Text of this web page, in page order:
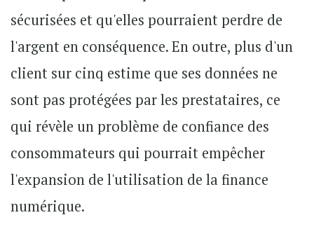
sécurisées et qu'elles pourraient perdre de
l'argent en conséquence. En outre, plus d'un
client sur cinq estime que ses données ne
sont pas protégées par les prestataires, ce
qui révèle un problème de confiance des
consommateurs qui pourrait empêcher
l'expansion de l'utilisation de la finance
numérique.